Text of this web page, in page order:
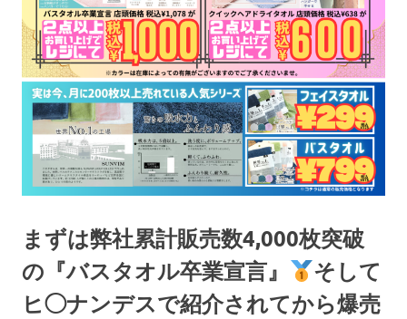
まずは弊社累計販売数4,000枚突破
の『バスタオル卒業宣言』
そして
ヒ◯ナンデスで紹介されてから爆売